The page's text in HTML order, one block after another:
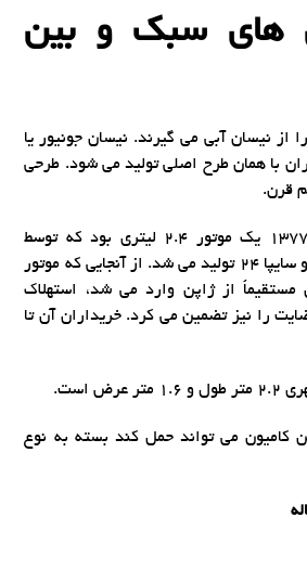
های سبک و بین
از نیسان آبی می گیرند. نیسان جونیور یا
در ایران با همان طرح اصلی تولید می شود. طرحی
قرن.
نیسان جونیور تا سال 1377 یک موتور 2.4 لیتری بود که توسط
شرکت سایپا با کد Z24 و سایپا 24 تولید می شد. از آنجایی که موتور
مستقیماً از ژاپن وارد می شد، استهلاک
را نیز تضمین می کرد. خریداران آن تا
است.
کامیون می تواند حمل کند بسته به نوع